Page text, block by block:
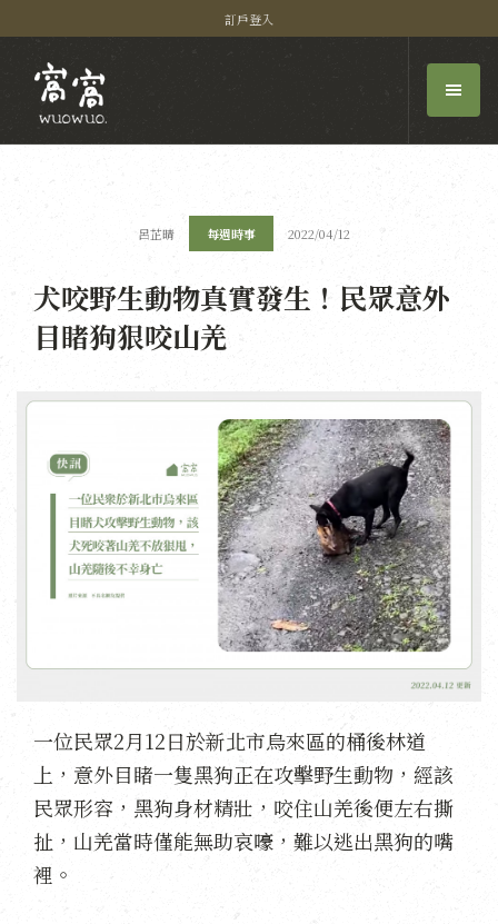
訂戶登入
呂芷晴 每週時事 2022/04/12
犬咬野生動物真實發生！民眾意外
目睹狗狠咬山羌
一位民眾2月12日於新北市烏來區的桶後林道
上，意外目睹一隻黑狗正在攻擊野生動物，經該
民眾形容，黑狗身材精壯，咬住山羌後便左右撕
扯，山羌當時僅能無助哀嚎，難以逃出黑狗的嘴
裡。